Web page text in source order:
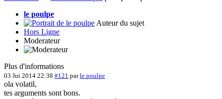
le poulpe
Auteur du sujet
Hors Ligne
Moderateur
Plus d'informations
03 Jui 2014 22:38 #121 parle poulpe
ola volatil,
tes arguments sont bons.